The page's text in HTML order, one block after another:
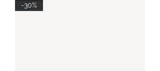
-30%